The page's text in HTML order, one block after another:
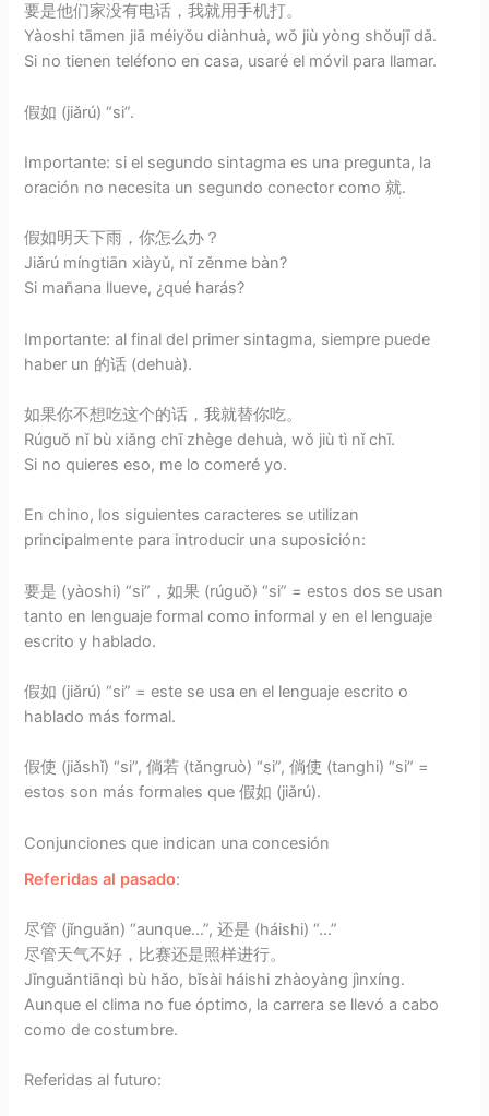
要是他们家没有电话，我就用手机打。
Yàoshi tāmen jiā méiyǒu diànhuà, wǒ jiù yòng shǒujī dǎ.
Si no tienen teléfono en casa, usaré el móvil para llamar.
假如 (jiǎrú) “si”.
Importante: si el segundo sintagma es una pregunta, la
oración no necesita un segundo conector como 就.
假如明天下雨，你怎么办？
Jiǎrú míngtiān xiàyǔ, nǐ zěnme bàn?
Si mañana llueve, ¿qué harás?
Importante: al final del primer sintagma, siempre puede
haber un 的话 (dehuà).
如果你不想吃这个的话，我就替你吃。
Rúguǒ nǐ bù xiǎng chī zhège dehuà, wǒ jiù tì nǐ chī.
Si no quieres eso, me lo comeré yo.
En chino, los siguientes caracteres se utilizan
principalmente para introducir una suposición:
要是 (yàoshi) “si”，如果 (rúguǒ) “si” = estos dos se usan
tanto en lenguaje formal como informal y en el lenguaje
escrito y hablado.
假如 (jiǎrú) “si” = este se usa en el lenguaje escrito o
hablado más formal.
假使 (jiǎshǐ) “si”, 倘若 (tǎngruò) “si”, 倘使 (tanghi) “si” =
estos son más formales que 假如 (jiǎrú).
Conjunciones que indican una concesión
Referidas al pasado:
尽管 (jǐnguǎn) “aunque…”, 还是 (háishi) “…”
尽管天气不好，比赛还是照样进行。
Jǐnguǎntiānqì bù hǎo, bǐsài háishi zhàoyàng jìnxíng.
Aunque el clima no fue óptimo, la carrera se llevó a cabo
como de costumbre.
Referidas al futuro: